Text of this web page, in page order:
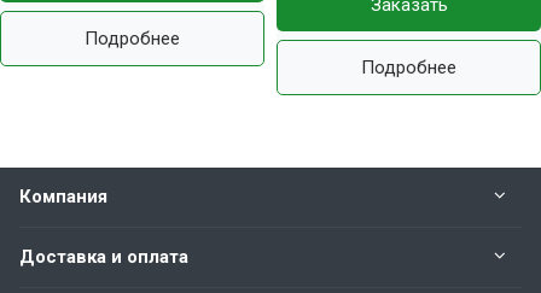
Подробнее
Заказать
Подробнее
Компания
Доставка и оплата